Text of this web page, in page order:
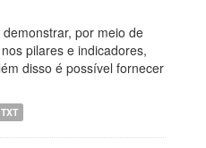
por meio de
pilares e indicadores,
disso é possível fornecer
TXT